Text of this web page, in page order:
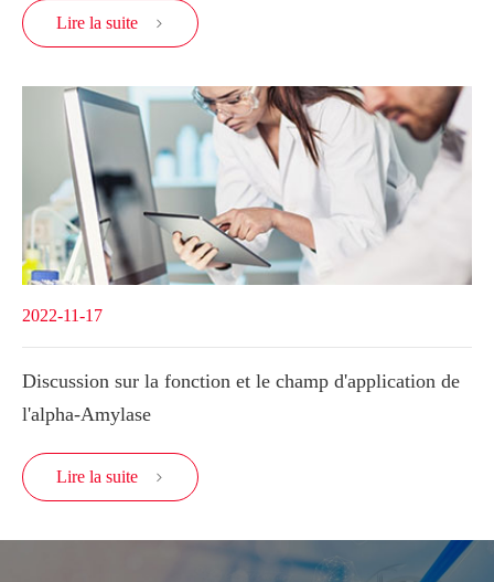
Lire la suite 
2022-11-17
Discussion sur la fonction et le champ d'application de
l'alpha-Amylase
Lire la suite 